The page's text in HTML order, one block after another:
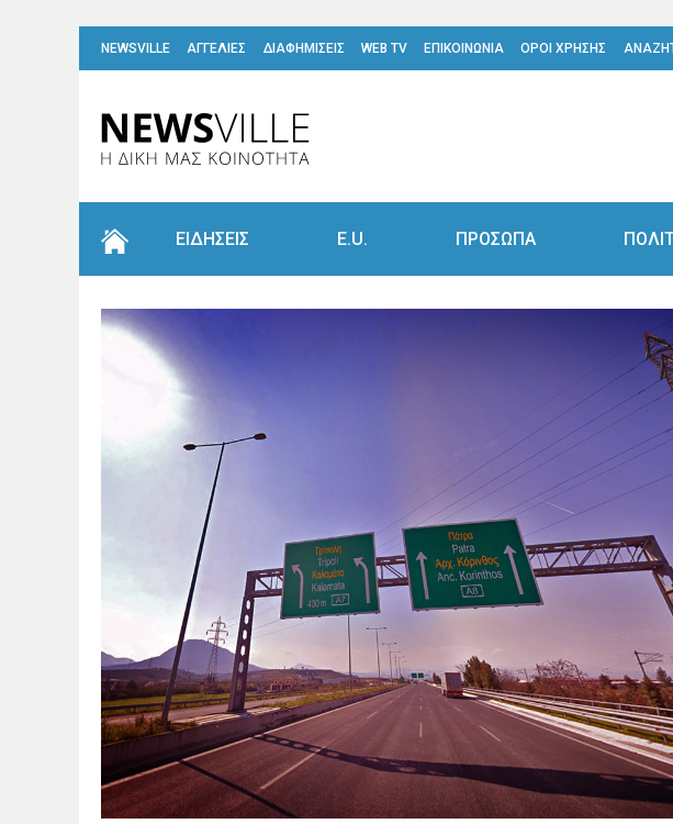
NEWSVILLE ΑΓΓΕΛΙΕΣ ΔΙΑΦΗΜΙΣΕΙΣ WEB TV ΕΠΙΚΟΙΝΩΝΙΑ ΟΡΟΙ ΧΡΗΣΗΣ
ΕΙΔΗΣΕΙΣ E.U. ΠΡΟΣΩΠΑ